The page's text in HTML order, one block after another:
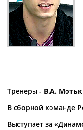
И К Л М Н О
Ш Щ Э Ю Я
13181персон
Тренеры - В.А.
В сборной команде
Выступает за